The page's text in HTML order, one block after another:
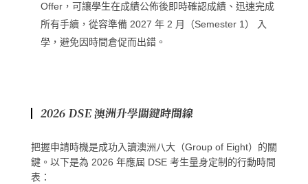
Offer，可讓學生在成績公佈後即時確認成績、迅速完成
所有手續，從容準備 2027 年 2 月（Semester 1） 入
學，避免因時間倉促而出錯。
2026 DSE 澳洲升學關鍵時間線
把握申請時機是成功入讀澳洲八大（Group of Eight）的關
鍵。以下是為 2026 年應屆 DSE 考生量身定制的行動時間
表：